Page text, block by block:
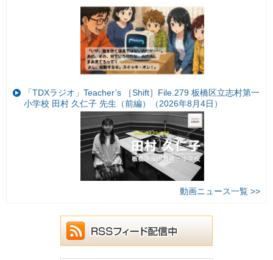
「TDXラジオ」Teacher’s ［Shift］File.279 板橋区立志村第一
小学校 田村 久仁子 先生（前編）（2026年8月4日）
動画ニュース一覧 >>